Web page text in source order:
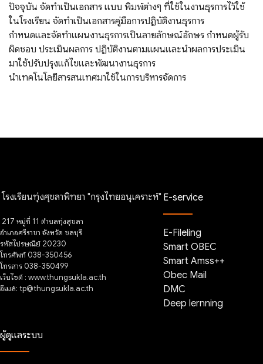
ปัจจุบัน จัดทําเป็นเอกสาร แบบ พิมพ์ต่างๆ ที่ใช้ในงานธุรการไว้ใช้
ในโรงเรียน จัดทําเป็นเอกสารคู่มือการปฏิบัติงานธุรการ
กําหนดและจัดทําแผนงานธุรการเป็นลายลักษณ์อักษร กําหนดผู้รับ
ผิดชอบ ประเมินผลการ ปฏิบัติงานตามแผนและนําผลการประเมิน
มาใช้ปรับปรุงแก้ไขและพัฒนางานธุรการ
นําเทคโนโลยีสารสนเทศมาใช้ในการบริหารจัดการ
โรงเรียนทุ่งศุขลาพิทยา "กรุงไทยอนุเคราะห์"
217 หมู่ที่ 11 ตำบลทุ่งสุขลา
อำเภอศรีราชา จังหวัด ชลบุรี
รหัสไปรษณีย์ 20230
โทรศัพท์ 038-350456
โทรสาร 038-350499
เว็บไซต์ : www.thungsukla.ac.th
อีเมล์: tp@thungsukla.ac.th
E-service
E-Fileling
Smart OBEC
Smart Amss++
Obec Mail
DMC
Deep lernning
ผู้ดูแลระบบ